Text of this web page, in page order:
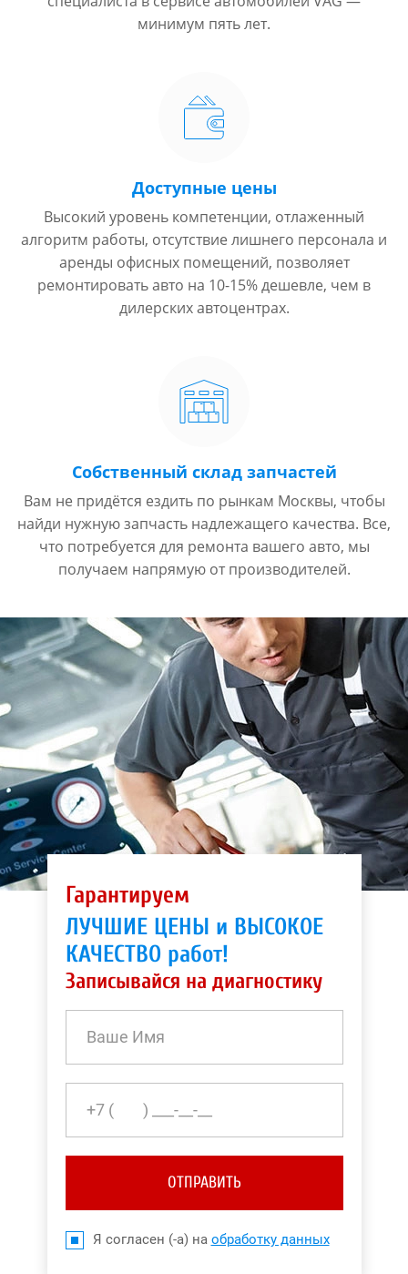
минимум пять лет.
Доступные цены
Высокий уровень компетенции, отлаженный
алгоритм работы, отсутствие лишнего персонала и
аренды офисных помещений, позволяет
ремонтировать авто на 10-15% дешевле, чем в
дилерских автоцентрах.
Собственный склад запчастей
Вам не придётся ездить по рынкам Москвы, чтобы
найди нужную запчасть надлежащего качества. Все,
что потребуется для ремонта вашего авто, мы
получаем напрямую от производителей.
Гарантируем
ЛУЧШИЕ ЦЕНЫ и ВЫСОКОЕ
КАЧЕСТВО работ!
Записывайся на диагностику
ОТПРАВИТЬ
Я согласен (-а) на обработку данных